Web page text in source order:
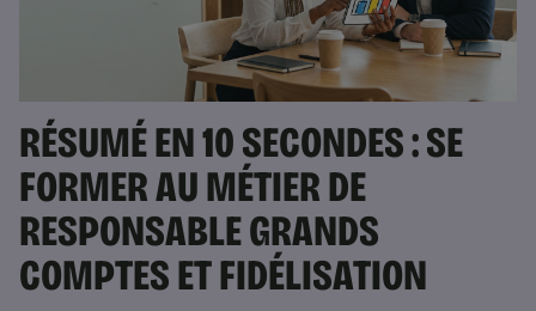
RÉSUMÉ EN 10 SECONDES : SE
FORMER AU MÉTIER DE
RESPONSABLE GRANDS
COMPTES ET FIDÉLISATION